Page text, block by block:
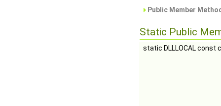
Public Member
Static Public
static DLLLOCAL const